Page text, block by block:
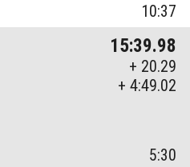
10:37
15:39.98
+ 20.29
+ 4:49.02
5:30